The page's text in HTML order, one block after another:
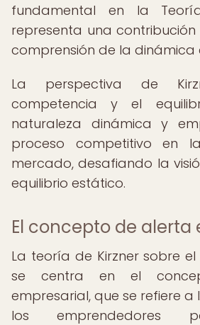
fundamental en la
representa una
comprensión de la dinámica
La perspectiva de
competencia y el
naturaleza dinámica y
proceso competitivo en
mercado, desafiando la
equilibrio estático.
El concepto de alerta
La teoría de Kirzner sobre
se centra en el
empresarial, que se refiere
los emprendedores